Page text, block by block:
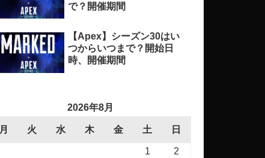
で？開催期間
【Apex】シーズン30はい
つからいつまで？開始日
時、開催期間
2026年8月
月 火 水 木 金 土 日
1
2